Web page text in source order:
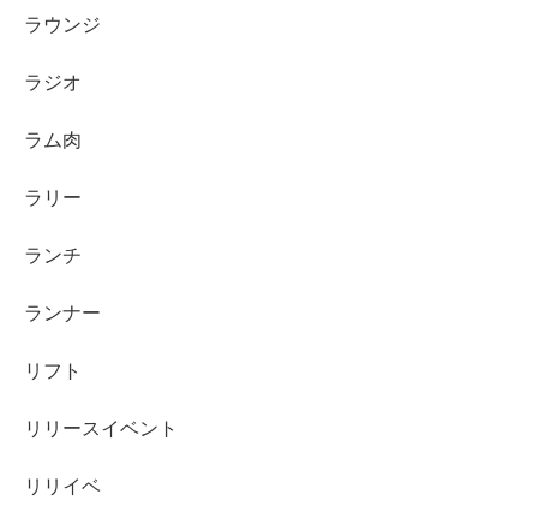
ラウンジ
ラジオ
ラム肉
ラリー
ランチ
ランナー
リフト
リリースイベント
リリイベ